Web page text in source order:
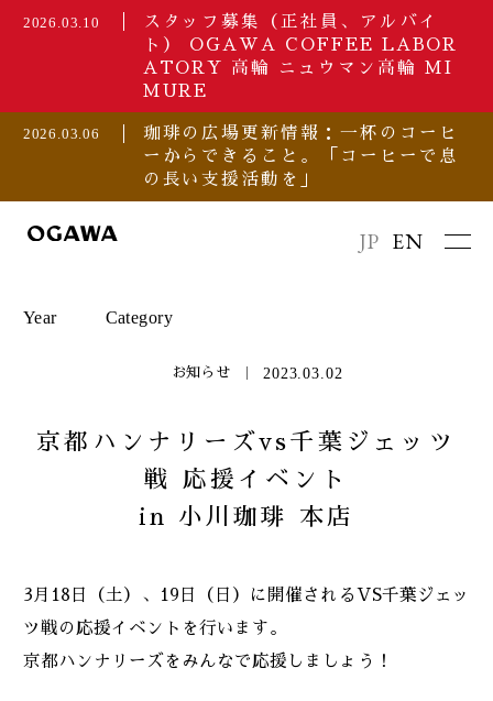
2026.03.10
スタッフ募集（正社員、アルバイ
ト） OGAWA COFFEE LABOR
ATORY 高輪 ニュウマン高輪 MI
MURE
2026.03.06
珈琲の広場更新情報：一杯のコーヒ
ーからできること。「コーヒーで息
の長い支援活動を」
JP EN
Year
2025
2023
Category
プレスリリース
商品
お知らせ 2023.03.02
京都ハンナリーズvs千葉ジェッツ
戦 応援イベント
in 小川珈琲 本店
3月18日（土）、19日（日）に開催されるVS千葉ジェッ
ツ戦の応援イベントを行います。
京都ハンナリーズをみんなで応援しましょう！